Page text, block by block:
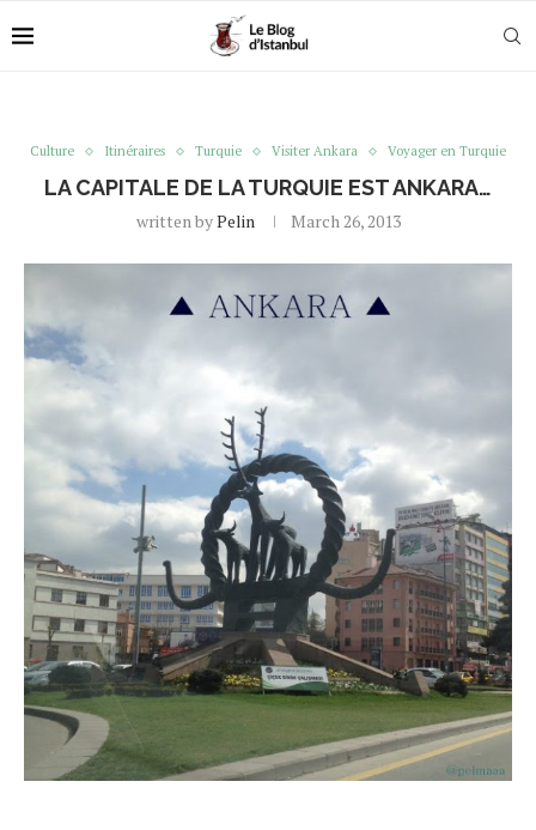
Culture Itinéraires Turquie Visiter Ankara Voyager en Turquie
LA CAPITALE DE LA TURQUIE EST ANKARA…
written byPelin March 26, 2013